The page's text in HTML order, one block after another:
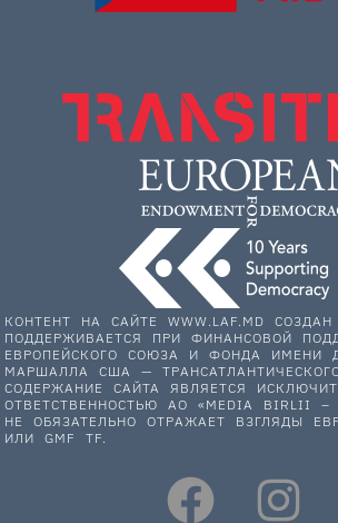
КОНТЕНТ НА САЙТЕ WWW.LAF.MD
ПОДДЕРЖИВАЕТСЯ ПРИ ФИНАНСОВОЙ
ЕВРОПЕЙСКОГО СОЮЗА И ФОНДА ИМЕНИ
МАРШАЛЛА США —
СОДЕРЖАНИЕ САЙТА ЯВЛЯЕТСЯ
ОТВЕТСТВЕННОСТЬЮ АО «MEDIA BIRLII –
НЕ ОБЯЗАТЕЛЬНО ОТРАЖАЕТ ВЗГЛЯДЫ
ИЛИ GMF TF.